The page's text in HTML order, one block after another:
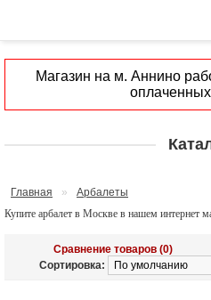
Магазин на м. Аннино
оплаченных
Главная »
Арбалеты
Купите арбалет в Москве в нашем интернет
Сравнение товаров (0)
Сортировка: